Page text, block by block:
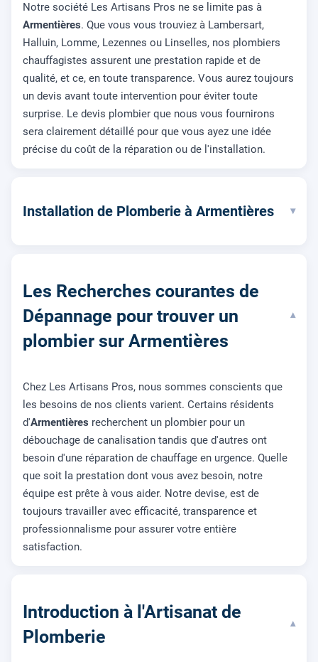
Notre société Les Artisans Pros ne se limite pas à
Armentières. Que vous vous trouviez à Lambersart,
Halluin, Lomme, Lezennes ou Linselles, nos plombiers
chauffagistes assurent une prestation rapide et de
qualité, et ce, en toute transparence. Vous aurez toujours
un devis avant toute intervention pour éviter toute
surprise. Le devis plombier que nous vous fournirons
sera clairement détaillé pour que vous ayez une idée
précise du coût de la réparation ou de l'installation.
Installation de Plomberie à Armentières ▾
Les Recherches courantes de
Dépannage pour trouver un
plombier sur Armentières
▾
Chez Les Artisans Pros, nous sommes conscients que
les besoins de nos clients varient. Certains résidents
d'Armentières recherchent un plombier pour un
débouchage de canalisation tandis que d'autres ont
besoin d'une réparation de chauffage en urgence. Quelle
que soit la prestation dont vous avez besoin, notre
équipe est prête à vous aider. Notre devise, est de
toujours travailler avec efficacité, transparence et
professionnalisme pour assurer votre entière
satisfaction.
Introduction à l'Artisanat de
Plomberie
▾